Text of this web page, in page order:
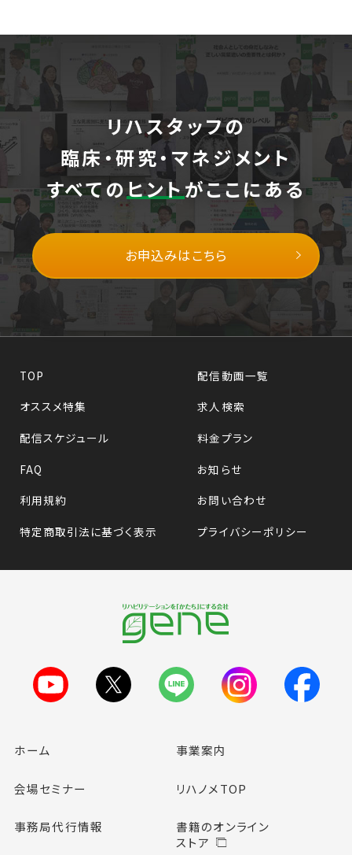
リハスタッフの
臨床・研究・マネジメント
すべてのヒントがここにある
お申込みはこちら
TOP
配信動画一覧
オススメ特集
求人検索
配信スケジュール
料金プラン
FAQ
お知らせ
利用規約
お問い合わせ
特定商取引法に基づく表示
プライバシーポリシー
ホーム 事業案内
会場セミナー リハノメTOP
事務局代行情報
書籍のオンライン
ストア